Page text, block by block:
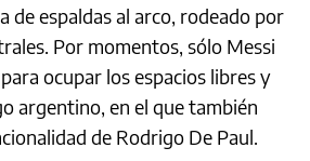
de espaldas al arco, rodeado por
Por momentos, sólo Messi
ocupar los espacios libres y
argentino, en el que también
de Rodrigo De Paul.